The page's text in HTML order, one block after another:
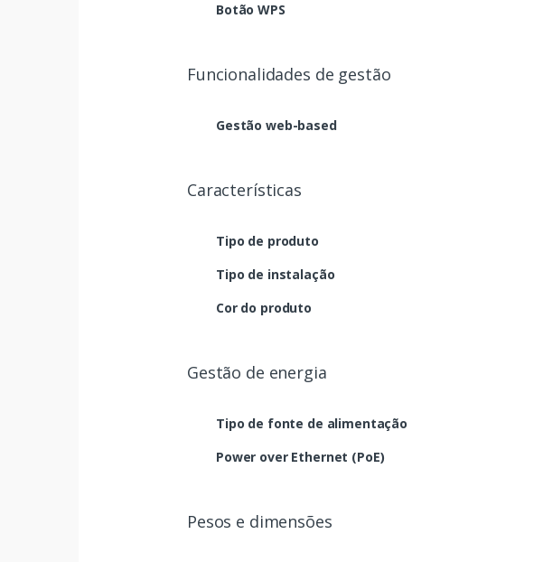
Botão WPS
Funcionalidades de gestão
Gestão web-based
Características
Tipo de produto
Tipo de instalação
Cor do produto
Gestão de energia
Tipo de fonte de alimentação
Power over Ethernet (PoE)
Pesos e dimensões